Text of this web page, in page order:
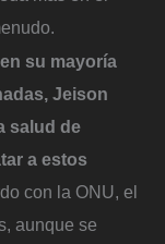
su mayoría
Jeison
salud de
a estos
con la ONU, el
aunque se